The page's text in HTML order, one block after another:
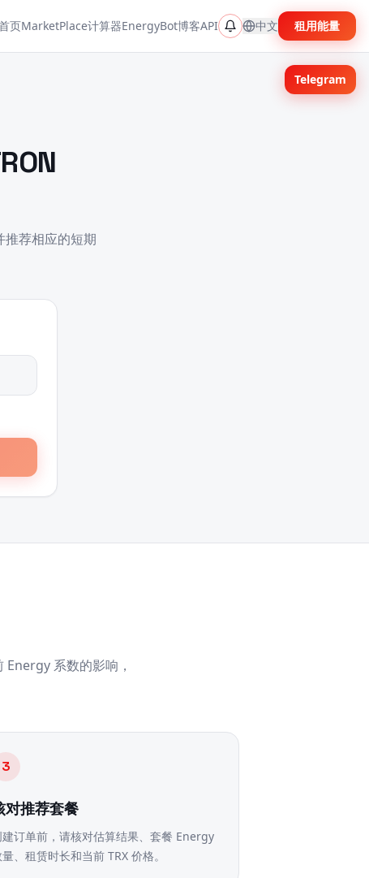
页MarketPlace计算器EnergyBot博客API 中文 租用能量
推荐相应的短期
系数的影响，
3
对推荐套餐
建订单前，请核对估算结果、套餐 Energy
、租赁时长和当前 TRX 价格。
Telegram